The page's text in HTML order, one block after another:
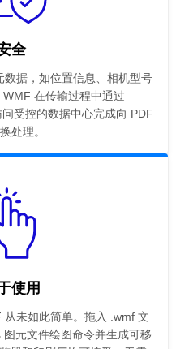
全
数据，如位置信息、相机型号
在传输过程中通过
受控的数据中心完成向 PDF
处理。
使用
未如此简单。拖入 .wmf 文
元文件绘图命令并生成可移